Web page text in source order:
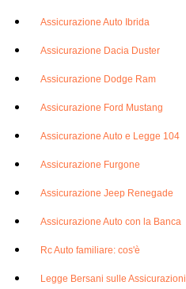
Assicurazione Auto Ibrida
Assicurazione Dacia Duster
Assicurazione Dodge Ram
Assicurazione Ford Mustang
Assicurazione Auto e Legge 104
Assicurazione Furgone
Assicurazione Jeep Renegade
Assicurazione Auto con la Banca
Rc Auto familiare: cos'è
Legge Bersani sulle Assicurazioni